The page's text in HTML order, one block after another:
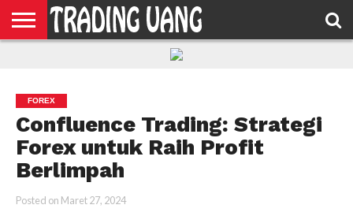
FOREX
Confluence Trading: Strategi
Forex untuk Raih Profit
Berlimpah
Posted on Maret 27, 2024